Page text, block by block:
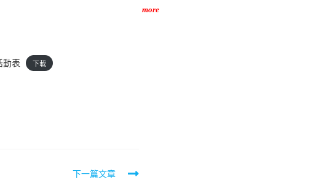
動表 下載
下一篇文章
more